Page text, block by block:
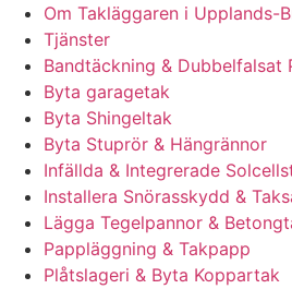
Om Takläggaren i Upplands-
Tjänster
Bandtäckning & Dubbelfalsat
Byta garagetak
Byta Shingeltak
Byta Stuprör & Hängrännor
Infällda & Integrerade
Installera Snörasskydd &
Lägga Tegelpannor &
Pappläggning & Takpapp
Plåtslageri & Byta Koppartak